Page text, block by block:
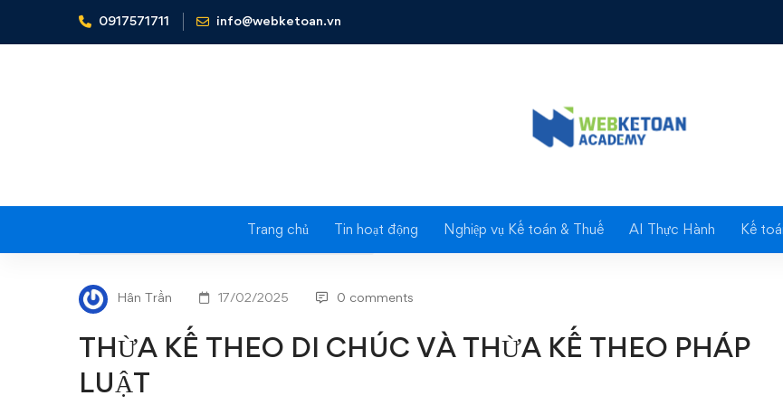
0917571711 info@webketoan.vn
Trang chủ Tin hoạt động Nghiệp vụ Kế toán & Thuế AI Thực Hành Kế
Home Hoạch định TCCN - Financial Planning
THỪA
KẾ
THEO
DI
Hân Trần 17/02/2025 0 comments
THỪA KẾ THEO DI CHÚC VÀ THỪA KẾ THEO PHÁP
LUẬT